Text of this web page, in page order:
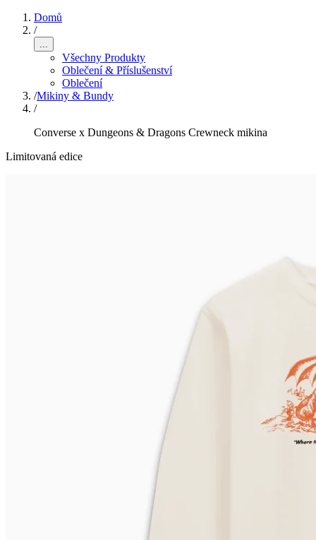
Domů
/
...
Všechny Produkty
Oblečení & Příslušenství
Oblečení
/Mikiny & Bundy
/
Converse x Dungeons & Dragons Crewneck mikina
Limitovaná edice